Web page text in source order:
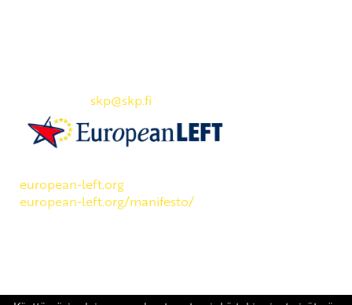
skp@skp.fi
european-left.org
european-left.org/manifesto/